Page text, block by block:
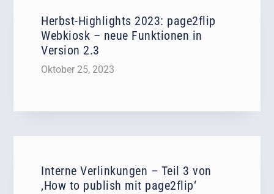
Herbst-Highlights 2023: page2flip
Webkiosk – neue Funktionen in
Version 2.3
Oktober 25, 2023
Interne Verlinkungen – Teil 3 von
‚How to publish mit page2flip‘